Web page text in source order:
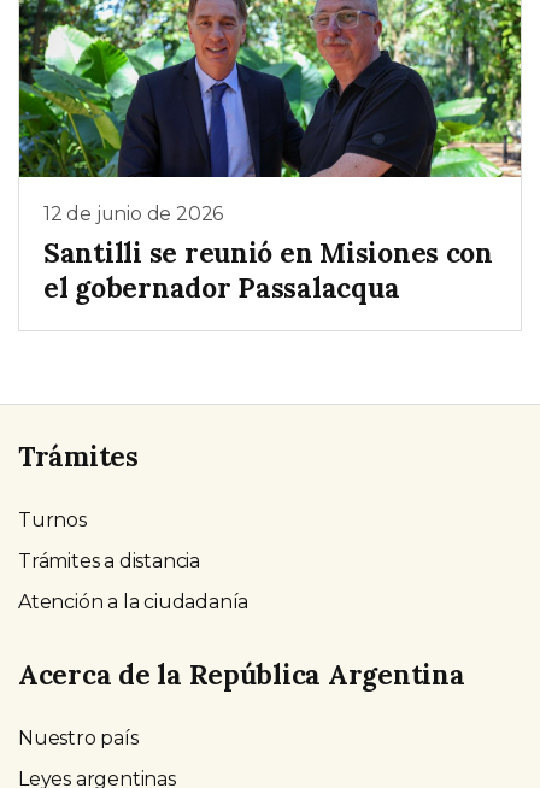
12 de junio de 2026
Santilli se reunió en Misiones con
el gobernador Passalacqua
Trámites
Turnos
Trámites a distancia
Atención a la ciudadanía
Acerca de la República Argentina
Nuestro país
Leyes argentinas